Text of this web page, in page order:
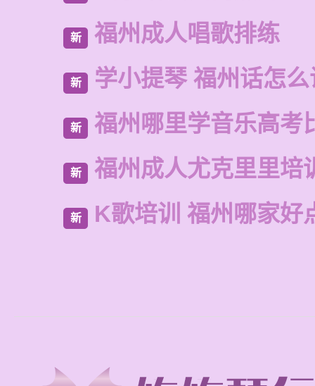
新 福州成人唱歌排练
新 学小提琴 福州话怎
新 福州哪里学音乐高考
新 福州成人尤克里里培
新 K歌培训 福州哪家好